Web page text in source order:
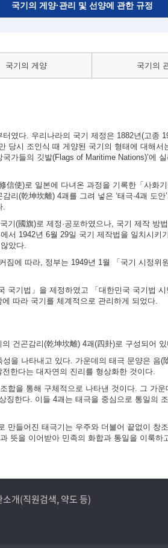
국기의 게양·관리 및 선양에 관한 규정
국기의 게양 국기의
였다. 우리나라의 국기 제정은 1882년(고종
당시 조인식 때 게양된 국기의 형태에 대해서
가들의 깃발(Flags of Maritime Nations)’에
使)로 일본에 다녀온 과정을 기록한「사화기
(乾坤坎離) 4괘를 그려 넣은 ‘태극·4괘 도안
.
기(國旗)로 제정·공포하였으나, 국기 제작 방
서 1942년 6월 29일 국기 제작법을 일치시키
았다.
에 따라, 정부는 1949년 1월 「국기 시정위
국기법」을 제정하였고 「대한민국 국기법
따라 국기를 체계적으로 관리하게 되었다.
건곤감리(乾坤坎離) 4괘(四卦)로 구성되어 있
을 나타내고 있다. 가운데의 태극 문양은 음(
한다는 대자연의 진리를 형상화한 것이다.
을 통해 구체적으로 나타낸 것이다. 그 가운
징한다. 이들 4괘는 태극을 중심으로 통일의
만들어진 태극기는 우주와 더불어 끝없이 창
뜻을 이어받아 민족의 화합과 통일을 이룩하
소개(직원검색, 약도 등)